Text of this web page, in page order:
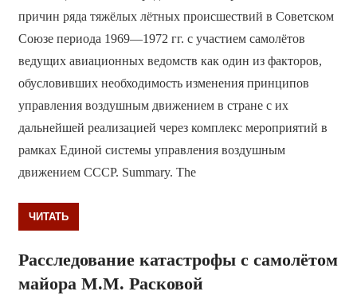
причин ряда тяжёлых лётных происшествий в Советском
Союзе периода 1969—1972 гг. с участием самолётов
ведущих авиационных ведомств как один из факторов,
обусловивших необходимость изменения принципов
управления воздушным движением в стране с их
дальнейшей реализацией через комплекс мероприятий в
рамках Единой системы управления воздушным
движением СССР. Summary. The
ЧИТАТЬ
Расследование катастрофы с самолётом
майора М.М. Расковой